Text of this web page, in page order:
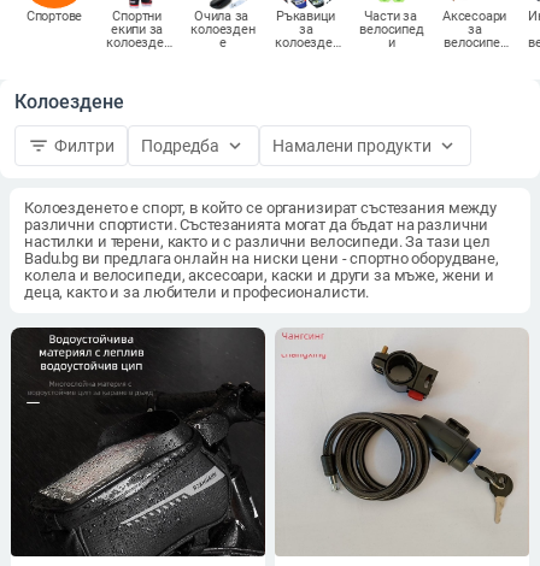
Спортове
Спортни
екипи за
колоезден
Очила за
колоезден
е
Ръкавици
за
колоезден
Части за
велосипед
и
Аксесоари
за
велосипед
Колоездене
filter_list Филтри Подредба keyboard_arrow_down Намалени продукти keyboard_arrow_down
Колоезденето е спорт, в който се организират състезания между
различни спортисти. Състезанията могат да бъдат на различни
настилки и терени, както и с различни велосипеди. За тази цел
Badu.bg ви предлага онлайн на ниски цени - спортно оборудване,
колела и велосипеди, аксесоари, каски и други за мъже, жени и
деца, както и за любители и професионалисти.